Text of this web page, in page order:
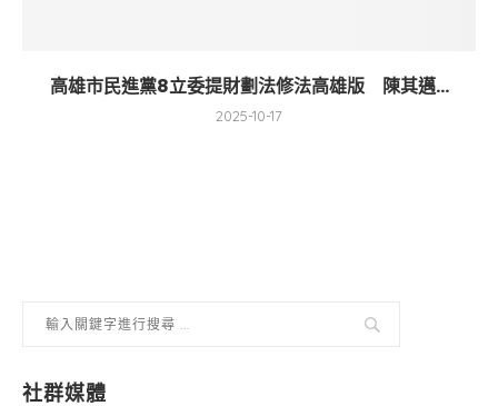
高雄市民進黨8立委提財劃法修法高雄版 陳其邁...
2025-10-17
社群媒體